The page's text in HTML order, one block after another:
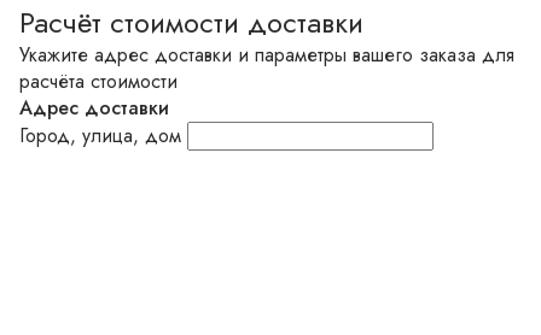
Расчёт стоимости доставки
Укажите адрес доставки и параметры вашего заказа для
расчёта стоимости
Адрес доставки
Город, улица, дом